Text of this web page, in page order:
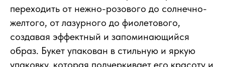
переходить от нежно-розового до солнечно-
желтого, от лазурного до фиолетового,
создавая эффектный и запоминающийся
образ. Букет упакован в стильную и яркую
упаковку, которая подчеркивает его красоту и